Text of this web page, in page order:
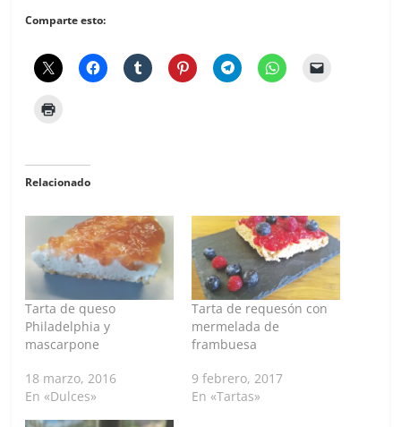
Comparte esto:
Relacionado
Tarta de queso
Philadelphia y
mascarpone
18 marzo, 2016
En «Dulces»
Tarta de requesón con
mermelada de
frambuesa
9 febrero, 2017
En «Tartas»